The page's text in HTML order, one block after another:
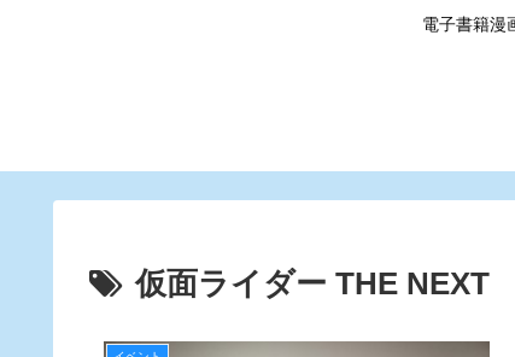
電子書籍漫
仮面ライダー THE NEXT